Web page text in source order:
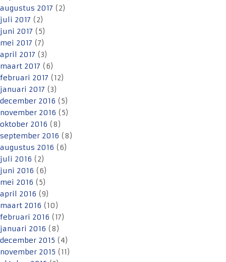
augustus 2017 (2)
juli 2017 (2)
juni 2017 (5)
mei 2017 (7)
april 2017 (3)
maart 2017 (6)
februari 2017 (12)
januari 2017 (3)
december 2016 (5)
november 2016 (5)
oktober 2016 (8)
september 2016 (8)
augustus 2016 (6)
juli 2016 (2)
juni 2016 (6)
mei 2016 (5)
april 2016 (9)
maart 2016 (10)
februari 2016 (17)
januari 2016 (8)
december 2015 (4)
november 2015 (11)